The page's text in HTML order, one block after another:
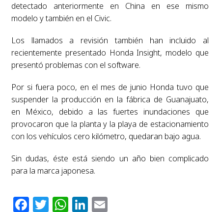
detectado anteriormente en China en ese mismo
modelo y también en el Civic.
Los llamados a revisión también han incluido al
recientemente presentado Honda Insight, modelo que
presentó problemas con el software.
Por si fuera poco, en el mes de junio Honda tuvo que
suspender la producción en la fábrica de Guanajuato,
en México, debido a las fuertes inundaciones que
provocaron que la planta y la playa de estacionamiento
con los vehículos cero kilómetro, quedaran bajo agua.
Sin dudas, éste está siendo un año bien complicado
para la marca japonesa.
Facebook
Twitter
WhatsApp
LinkedIn
Email